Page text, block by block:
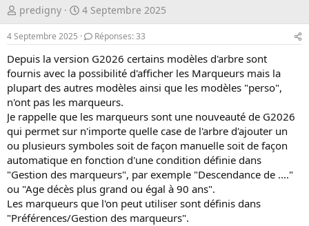
A
u
t
e
u
r
d
e
l
a
s
c
u
s
s
predigny
D
a
t
e
d
e
d
é
b
u
4 Septembre 2025
4 Septembre 2025 Réponses: 33
Depuis la version G2026 certains modèles d'arbre sont
fournis avec la possibilité d'afficher les Marqueurs mais la
plupart des autres modèles ainsi que les modèles "perso",
n'ont pas les marqueurs.
Je rappelle que les marqueurs sont une nouveauté de G2026
qui permet sur n'importe quelle case de l'arbre d'ajouter un
ou plusieurs symboles soit de façon manuelle soit de façon
automatique en fonction d'une condition définie dans
"Gestion des marqueurs", par exemple "Descendance de ...."
ou "Age décès plus grand ou égal à 90 ans".
Les marqueurs que l'on peut utiliser sont définis dans
"Préférences/Gestion des marqueurs".